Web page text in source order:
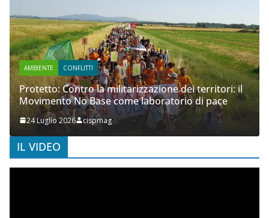
AMBIENTE CONFLITTI
Protetto: Contro la militarizzazione dei territori: il
Movimento No Base come laboratorio di pace
24 Luglio 2026 cispmag
IL VIDEO